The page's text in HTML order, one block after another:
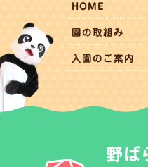
HOME
園の取組み
入園のご案内
野ば